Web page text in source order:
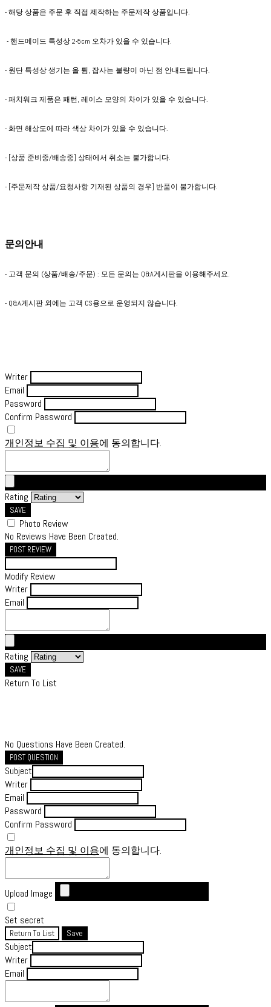
- 해당 상품은 주문 후 직접 제작하는 주문제작 상품입니다.
- 핸드메이드 특성상 2-5cm 오차가 있을 수 있습니다.
- 원단 특성상 생기는 올 튐, 잡사는 불량이 아닌 점 안내드립니다.
- 패치워크 제품은 패턴, 레이스 모양의 차이가 있을 수 있습니다.
- 화면 해상도에 따라 색상 차이가 있을 수 있습니다.
- [상품 준비중/배송중] 상태에서 취소는 불가합니다.
- [주문제작 상품/요청사항 기재된 상품의 경우] 반품이 불가합니다.
문의안내
- 고객 문의 (상품/배송/주문) : 모든 문의는 Q&A게시판을 이용해주세요.
- Q&A게시판 외에는 고객 CS용으로 운영되지 않습니다.
Writer
Email
Password
Confirm Password
개인정보 수집 및 이용에 동의합니다.
Rating
SAVE
Photo Review
No Reviews Have Been Created.
POST REVIEW
Modify Review
Writer
Email
Rating
SAVE
Return To List
No Questions Have Been Created.
POST QUESTION
Subject
Writer
Email
Password
Confirm Password
개인정보 수집 및 이용에 동의합니다.
Upload Image
Set secret
Return To List Save
Subject
Writer
Email